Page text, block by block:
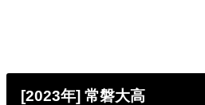
[2023年] 常磐大高